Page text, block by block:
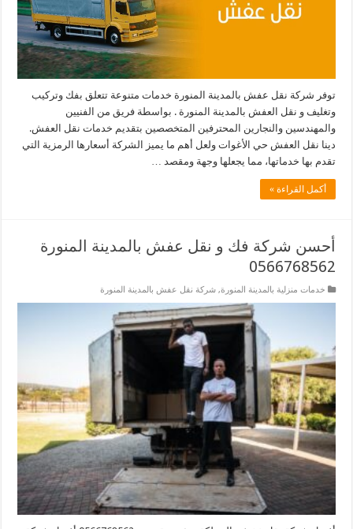
توفر شركة نقل عفش بالمدينة المنورة خدمات متنوعة تتعلق بفك وتركيب
وتغليف و نقل العفش بالمدينة المنورة . بواسطة فريق من الفنيين
والمهندسين والنجارين المحترفين المتخصصين بتقديم خدمات نقل العفش.
دينا نقل العفش حي الأغوات ولعل أهم ما يميز الشركة أسعارها الرمزية التي
تقدم بها خدماتها، مما يجعلها وجهة ومقصد …
أكمل القراءة »
أحسن شركة فك و نقل عفش بالمدينة المنورة
0566768562
خدمات منزلية بالمدينة المنورة,شركة نقل عفش بالمدينة المنورة